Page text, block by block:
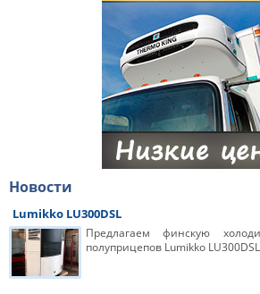
Новости
Lumikko LU300DSL
Предлагаем финскую
полуприцепов Lumikko